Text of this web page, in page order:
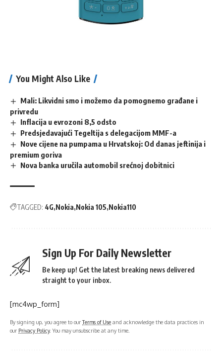
You Might Also Like
Mali: Likvidni smo i možemo da pomognemo građane i
privredu
Inflacija u evrozoni 8,5 odsto
Predsjedavajući Tegeltija s delegacijom MMF-a
Nove cijene na pumpama u Hrvatskoj: Od danas jeftinija i
premium goriva
Nova banka uručila automobil srećnoj dobitnici
TAGGED: 4G Nokia Nokia 105 Nokia110
Sign Up For Daily Newsletter
Be keep up! Get the latest breaking news delivered
straight to your inbox.
[mc4wp_form]
By signing up, you agree to ourTerms of Use and acknowledge the data practices in
our Privacy Policy. You may unsubscribe at any time.